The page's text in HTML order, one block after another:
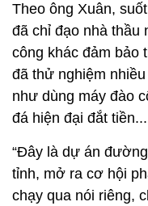
Theo ông Xuân,
đã chỉ đạo nhà thầu
công khác đảm bảo
đã thử nghiệm
như dùng máy đào
đá hiện đại đắt
“Đây là dự án
tỉnh, mở ra cơ hội
chạy qua nói riêng,